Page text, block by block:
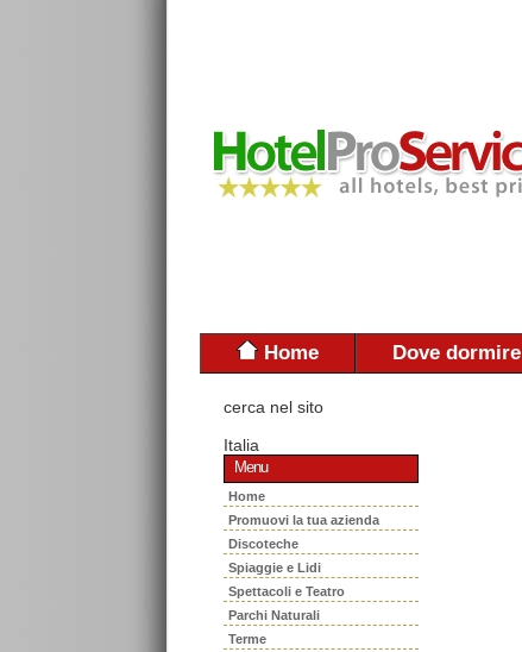
Home Dove dormire
cerca nel sito
Italia
Menu
Home
Promuovi la tua azienda
Discoteche
Spiaggie e Lidi
Spettacoli e Teatro
Parchi Naturali
Terme